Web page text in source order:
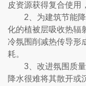
皮资源获得复合使用
2、为建筑节能
化的植被层吸收热辐
冷氛围削减热传导形
耗。
3、改进氛围质
降水很难将其散开或